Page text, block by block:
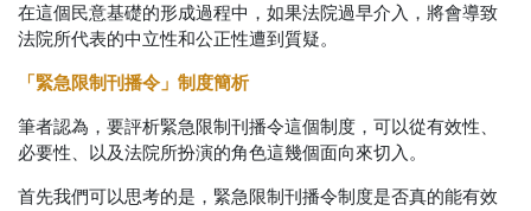
在這個民意基礎的形成過程中，如果法院過早介入，將會導致
法院所代表的中立性和公正性遭到質疑。
「緊急限制刊播令」制度簡析
筆者認為，要評析緊急限制刊播令這個制度，可以從有效性、
必要性、以及法院所扮演的角色這幾個面向來切入。
首先我們可以思考的是，緊急限制刊播令制度是否真的能有效